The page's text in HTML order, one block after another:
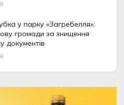
у парку «Загребелля»:
громади за знищення
документів